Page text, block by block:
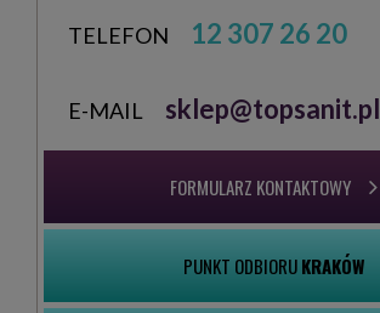
TELEFON 12 307 26 20
E-MAIL sklep@topsanit.pl
FORMULARZ KONTAKTOWY
PUNKT ODBIORUKRAKÓW